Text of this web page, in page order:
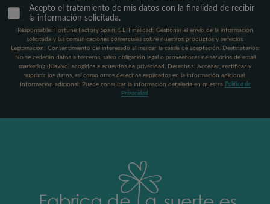
Acepto el tratamiento de mis datos con la finalidad de recibir
la información solicitada.
Responsable: Fortune Factory Spain, S.L. Finalidad: Gestionar el envío de la información
solicitada y las comunicaciones comerciales sobre nuestros productos y servicios.
Legitimación: Consentimiento del interesado al marcar la casilla de aceptación. Destinatarios:
No se cederán datos a terceros, salvo obligación legal o proveedores de servicios de email
marketing (Klaviyo) acogidos a acuerdos de privacidad. Derechos: Acceder, rectificar y
suprimir los datos, así como otros derechos explicados en la información adicional.
Información adicional: Puede consultar la información detallada en nuestra Política de
Privacidad